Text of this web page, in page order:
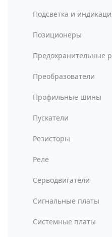
Подсветка и
Позиционеры
Предохранительные
Преобразователи
Профильные шины
Пускатели
Резисторы
Реле
Серводвигатели
Сигнальные платы
Системные платы